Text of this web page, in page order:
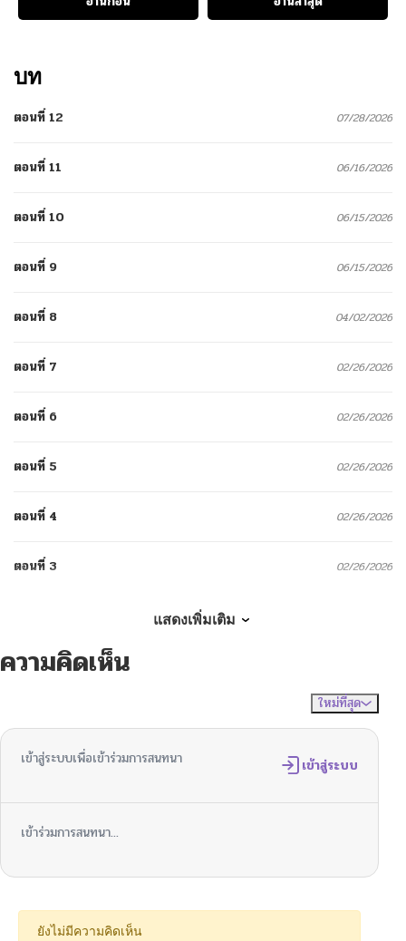
บท
ตอนที่ 12 07/28/2026
ตอนที่ 11 06/16/2026
ตอนที่ 10 06/15/2026
ตอนที่ 9 06/15/2026
ตอนที่ 8 04/02/2026
ตอนที่ 7 02/26/2026
ตอนที่ 6 02/26/2026
ตอนที่ 5 02/26/2026
ตอนที่ 4 02/26/2026
ตอนที่ 3 02/26/2026
ตอนที่ 1
แสดงเพิ่มเติม
ความคิดเห็น
ใหม่ที่สุด
เข้าสู่ระบบเพื่อเข้าร่วมการสนทนา เข้าสู่ระบบ
เข้าร่วมการสนทนา...
ยังไม่มีความคิดเห็น